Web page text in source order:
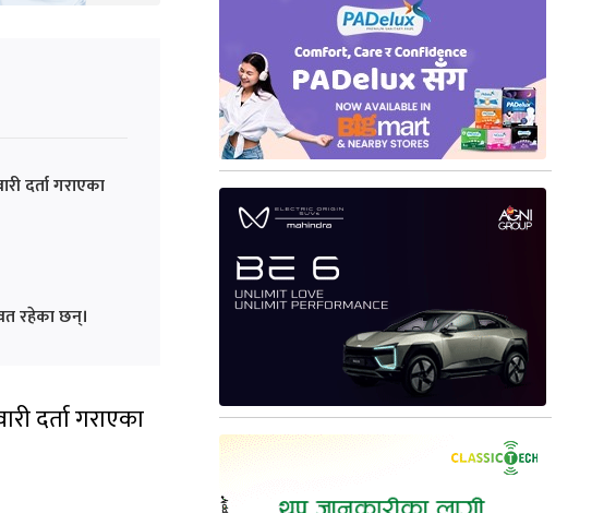
दर्ता गराएका
रहेका छन्।
दर्ता गराएका